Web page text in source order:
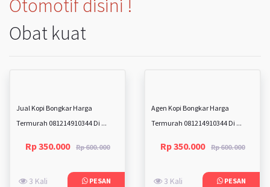
Otomotif disini !
Obat kuat
Jual Kopi Bongkar Harga
Termurah 081214910344 Di ...
Rp 350.000 Rp 600.000
3 Kali PESAN
Agen Kopi Bongkar Harga
Termurah 081214910344 Di ...
Rp 350.000 Rp 600.000
3 Kali PESAN